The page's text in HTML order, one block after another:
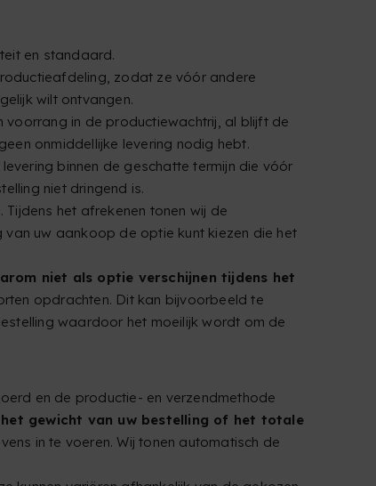
en standaard.
zodat ze vóór andere
wilt ontvangen.
in de productiewachtrij, al blijft de
onmiddellijke levering nodig hebt.
binnen de geschatte termijn die vóór
niet dringend is.
het afrekenen tonen wij de
uw aankoop de optie kunt kiezen die het
niet als optie verschijnen tijdens het
opdrachten. Dit kan bijvoorbeeld te
waardoor het moeilijk wordt om de
en de productie- en verzendmethode
gewicht van uw bestelling of het totale
in te voeren. Wij tonen automatisch de